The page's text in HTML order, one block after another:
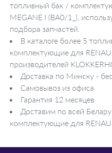
топливный бак /
MEGANE I (BA0/1_),
подбора запчастей.
В каталоге более 5
комплектующие для
производителей
Доставка по Минску -
Самовывоз из офиса
Гарантия 12 месяцев
Доставим по всей
комплектующие для